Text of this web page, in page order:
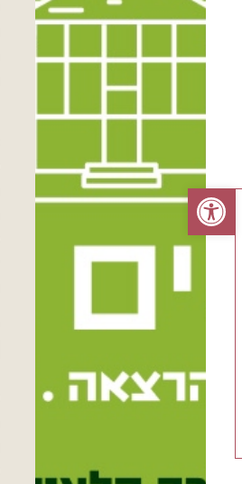
פתח סרגל נגישות